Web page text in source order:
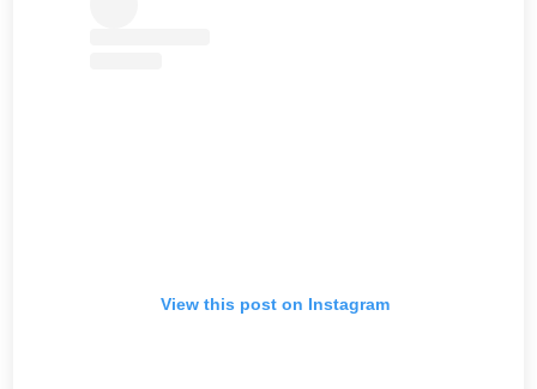
View this post on Instagram